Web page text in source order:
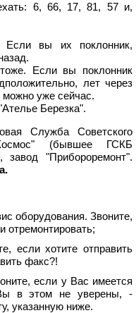
6, 66, 17, 81, 57 и,
Если вы их поклонник,
Если вы поклонник
лет через
можно уже сейчас.
Березка".
Служба Советского
(бывшее ГСКБ
завод "Прибороремонт".
оборудования. Звоните,
отремонтировать;
если хотите отправить
факс?!
если у Вас имеется
в этом не уверены, -
указанную ниже.